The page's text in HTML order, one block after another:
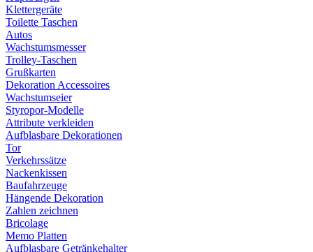
Klettergeräte
Toilette Taschen
Autos
Wachstumsmesser
Trolley-Taschen
Grußkarten
Dekoration Accessoires
Wachstumseier
Styropor-Modelle
Attribute verkleiden
Aufblasbare Dekorationen
Tor
Verkehrssätze
Nackenkissen
Baufahrzeuge
Hängende Dekoration
Zahlen zeichnen
Bricolage
Memo Platten
Aufblasbare Getränkehalter